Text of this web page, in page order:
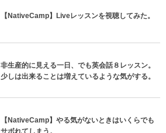
【NativeCamp】Liveレッスンを視聴してみた。
非生産的に見える一日、でも英会話８レッスン。
少しは出来ることは増えているような気がする。
【NativeCamp】やる気がないときはいくらでも
サボれてしまう。